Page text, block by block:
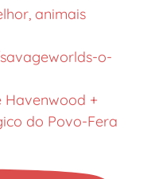
Havenwood +
do Povo-Fera